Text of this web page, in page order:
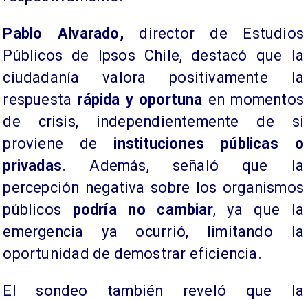
​Pablo Alvarado, director de Estudios
Públicos de Ipsos Chile, destacó que la
ciudadanía valora positivamente la
respuesta rápida y oportuna en momentos
de crisis, independientemente de si
proviene de instituciones públicas o
privadas. Además, señaló que la
percepción negativa sobre los organismos
públicos podría no cambiar, ya que la
emergencia ya ocurrió, limitando la
oportunidad de demostrar eficiencia.
​El sondeo también reveló que la